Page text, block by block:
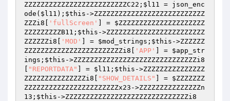
ZZZZZZZZZZZZZZZZZZZZZZZZZC22 ; $l11 = json_enc
ode( $l11 ); $this ->ZZZZZZZZZZZZZZZZZZZZZZZZZZZ
ZZZi8[
'fullScreen' ] = $ZZZZZZZZZZZZZZZZZZZZZ
ZZZZZZZZZB11 ; $this ->ZZZZZZZZZZZZZZZZZZZZZZZZ
ZZZZZZi8[
'MOD' ] = $mod_strings ; $this ->ZZZZZZ
ZZZZZZZZZZZZZZZZZZZZZZZZi8[
'APP' ] = $app_str
ings ; $this ->ZZZZZZZZZZZZZZZZZZZZZZZZZZZZZZi8
"REPORTDATA" ] = $l11 ; $this ->ZZZZZZZZZZZZZZZ
ZZZZZZZZZZZZZZZi8[
"SHOW_DETAILS" ] = $ZZZZZZZ
ZZZZZZZZZZZZZZZZZZZZZZZx23 ->ZZZZZZZZZZZZZZZn
13; $this ->ZZZZZZZZZZZZZZZZZZZZZZZZZZZZZZi8